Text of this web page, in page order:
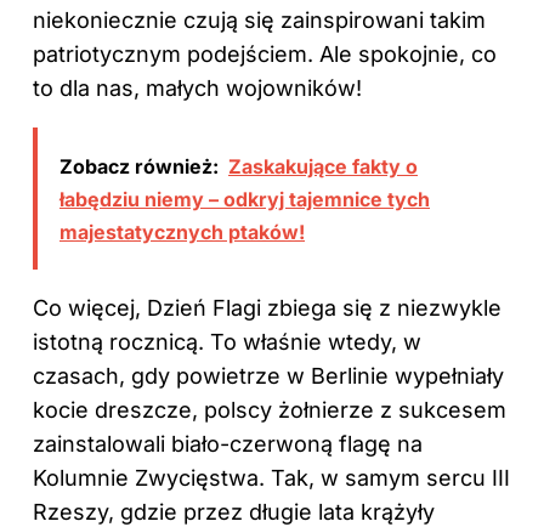
niekoniecznie czują się zainspirowani takim
patriotycznym podejściem. Ale spokojnie, co
to dla nas, małych wojowników!
Zobacz również: Zaskakujące fakty o
łabędziu niemy – odkryj tajemnice tych
majestatycznych ptaków!
Co więcej, Dzień Flagi zbiega się z niezwykle
istotną rocznicą. To właśnie wtedy, w
czasach, gdy powietrze w Berlinie wypełniały
kocie dreszcze, polscy żołnierze z sukcesem
zainstalowali biało-czerwoną flagę na
Kolumnie Zwycięstwa. Tak, w samym sercu III
Rzeszy, gdzie przez długie lata krążyły